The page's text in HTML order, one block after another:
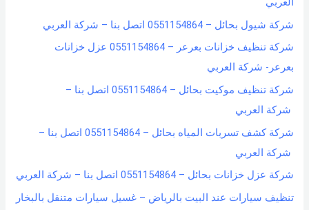
شركة شيول بحائل – 0551154864 اتصل بنا – شركة العربي
شركة تنظيف خزانات بعرعر – 0551154864 عزل خزانات
بعرعر- شركة العربي
شركة تنظيف موكيت بحائل – 0551154864 اتصل بنا –
شركة العربي
شركة كشف تسربات المياه بحائل – 0551154864 اتصل بنا –
شركة العربي
شركة عزل خزانات بحائل – 0551154864 اتصل بنا – شركة العربي
تنظيف سيارات عند البيت بالرياض – غسيل سيارات متنقل بالبخار